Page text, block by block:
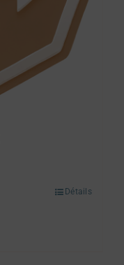
Détails